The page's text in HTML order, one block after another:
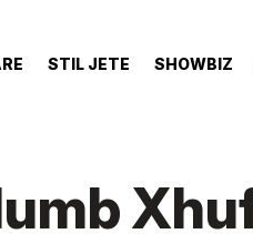
STIL JETE SHOWBIZ